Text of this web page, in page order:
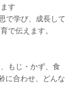
す
で学び、成長して
で伝えます。
もじ・かず、食
に合わせ、どんな